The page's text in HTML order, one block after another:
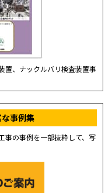
置、ナックルバリ検査装置事
事例集
事の事例を一部抜粋して、写